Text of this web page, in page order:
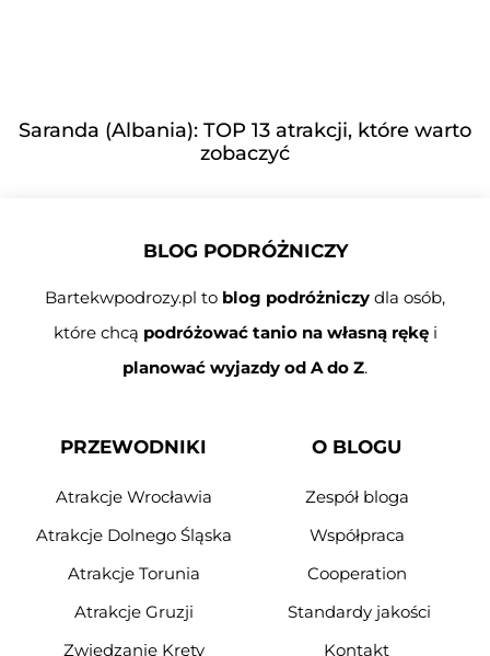
Saranda (Albania): TOP 13 atrakcji, które warto
zobaczyć
BLOG PODRÓŻNICZY
Bartekwpodrozy.pl to blog podróżniczy dla osób,
które chcą podróżować tanio na własną rękęi
planować wyjazdy od A do Z.
PRZEWODNIKI
Atrakcje Wrocławia
Atrakcje Dolnego Śląska
Atrakcje Torunia
Atrakcje Gruzji
Zwiedzanie Krety
O BLOGU
Zespół bloga
Współpraca
Cooperation
Standardy jakości
Kontakt